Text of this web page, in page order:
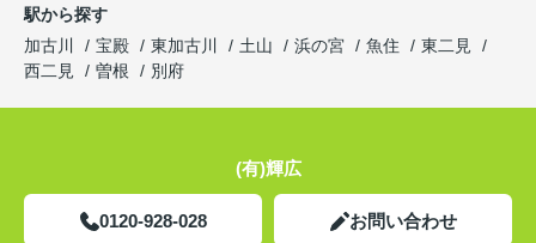
駅から探す
加古川
宝殿 東加古川 土山 浜の宮 魚住
東二見
西二見
曽根 別府
(有)輝広
0120-928-028 お問い合わせ